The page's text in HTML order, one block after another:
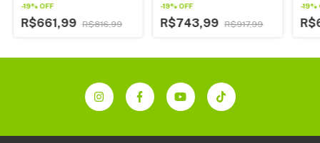
-19%OFF
R$661,99 R$816,99
-19%OFF
R$743,99 R$917,99
-19%